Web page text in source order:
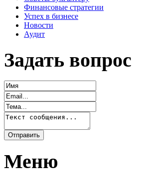
Финансовые стратегии
Успех в бизнесе
Новости
Аудит
Задать вопрос
Меню